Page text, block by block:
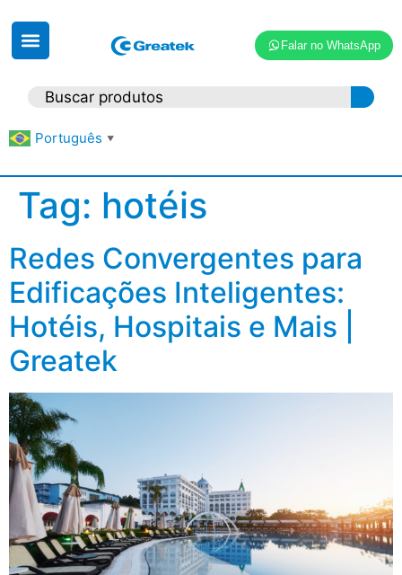
Falar no WhatsApp
Português ▼
Tag: hotéis
Redes Convergentes para
Edificações Inteligentes:
Hotéis, Hospitais e Mais |
Greatek